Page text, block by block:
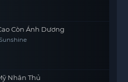
Còn Ánh Dương
Nhân Thủ